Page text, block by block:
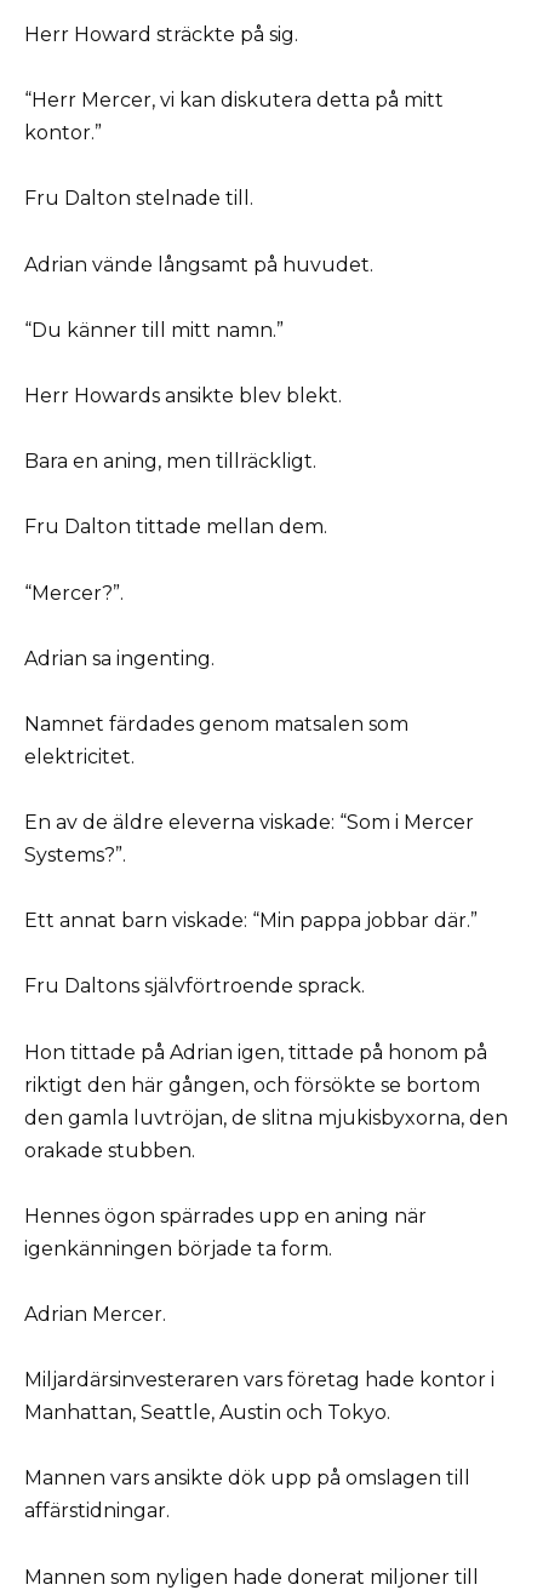
Herr Howard sträckte på sig.
“Herr Mercer, vi kan diskutera detta på mitt
kontor.”
Fru Dalton stelnade till.
Adrian vände långsamt på huvudet.
“Du känner till mitt namn.”
Herr Howards ansikte blev blekt.
Bara en aning, men tillräckligt.
Fru Dalton tittade mellan dem.
“Mercer?”.
Adrian sa ingenting.
Namnet färdades genom matsalen som
elektricitet.
En av de äldre eleverna viskade: “Som i Mercer
Systems?”.
Ett annat barn viskade: “Min pappa jobbar där.”
Fru Daltons självförtroende sprack.
Hon tittade på Adrian igen, tittade på honom på
riktigt den här gången, och försökte se bortom
den gamla luvtröjan, de slitna mjukisbyxorna, den
orakade stubben.
Hennes ögon spärrades upp en aning när
igenkänningen började ta form.
Adrian Mercer.
Miljardärsinvesteraren vars företag hade kontor i
Manhattan, Seattle, Austin och Tokyo.
Mannen vars ansikte dök upp på omslagen till
affärstidningar.
Mannen som nyligen hade donerat miljoner till